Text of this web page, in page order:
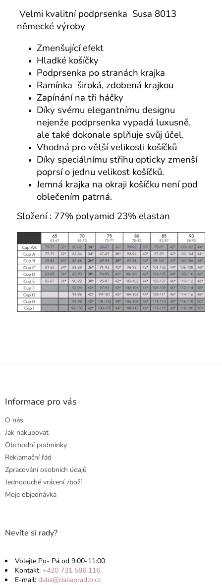
Velmi kvalitní podprsenka Susa 8013
německé výroby
Zmenšující efekt
Hladké košíčky
Podprsenka po stranách krajka
Ramínka široká, zdobená krajkou
Zapínání na tři háčky
Díky svému elegantnímu designu
nejenže podprsenka vypadá luxusně,
ale také dokonale splňuje svůj účel.
Vhodná pro větší velikosti košíčků
Díky speciálnímu střihu opticky zmenší
poprsí o jednu velikost košíčků.
Jemná krajka na okraji košíčku není pod
oblečením patrná.
Složení : 77% polyamid 23% elastan
Z
Informace pro vás
O nás
Jak nakupovat
Obchodní podmínky
Reklamační řád
Zpracování osobních údajů
Jednoduché vrácení zboží
Moje objednávka
Nevíte si rady?
Volejte Po- Pá od 9:00-11:00
Kontakt: +420 731 586 116
E-mail: dalia@daliapradlo.cz